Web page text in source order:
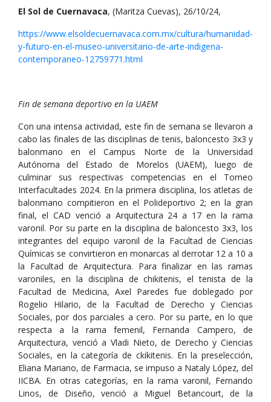
El Sol de Cuernavaca, (Maritza Cuevas), 26/10/24,
https://www.elsoldecuernavaca.com.mx/cultura/humanidad-
y-futuro-en-el-museo-universitario-de-arte-indigena-
contemporaneo-12759771.html
Fin de semana deportivo en la UAEM
Con una intensa actividad, este fin de semana se llevaron a
cabo las finales de las disciplinas de tenis, baloncesto 3x3 y
balonmano en el Campus Norte de la Universidad
Autónoma del Estado de Morelos (UAEM), luego de
culminar sus respectivas competencias en el Torneo
Interfacultades 2024. En la primera disciplina, los atletas de
balonmano compitieron en el Polideportivo 2; en la gran
final, el CAD venció a Arquitectura 24 a 17 en la rama
varonil. Por su parte en la disciplina de baloncesto 3x3, los
integrantes del equipo varonil de la Facultad de Ciencias
Químicas se convirtieron en monarcas al derrotar 12 a 10 a
la Facultad de Arquitectura. Para finalizar en las ramas
varoniles, en la disciplina de chikitenis, el tenista de la
Facultad de Medicina, Axel Paredes fue doblegado por
Rogelio Hilario, de la Facultad de Derecho y Ciencias
Sociales, por dos parciales a cero. Por su parte, en lo que
respecta a la rama femenil, Fernanda Campero, de
Arquitectura, venció a Vladi Nieto, de Derecho y Ciencias
Sociales, en la categoría de ckikitenis. En la preselección,
Eliana Mariano, de Farmacia, se impuso a Nataly López, del
IICBA. En otras categorías, en la rama varonil, Fernando
Linos, de Diseño, venció a Miguel Betancourt, de la